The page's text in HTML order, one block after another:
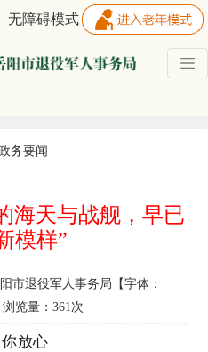
无障碍模式
务要闻
海天与战舰，早已
模样”
市退役军人事务局【字体：
览量： 361次
放心